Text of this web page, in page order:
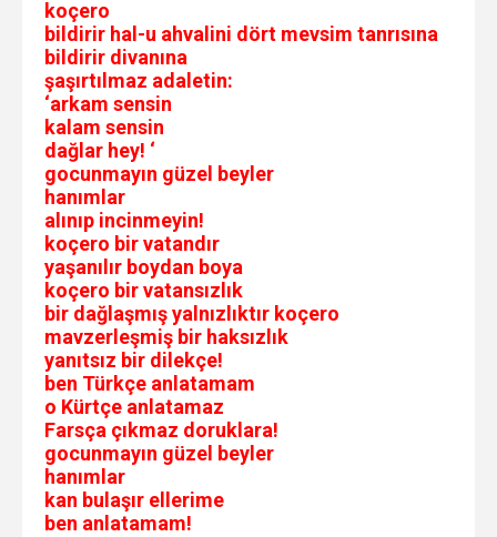
koçero
bildirir hal-u ahvalini dört mevsim tanrısına
bildirir divanına
şaşırtılmaz adaletin:
‘arkam sensin
kalam sensin
dağlar hey! ‘
gocunmayın güzel beyler
hanımlar
alınıp incinmeyin!
koçero bir vatandır
yaşanılır boydan boya
koçero bir vatansızlık
bir dağlaşmış yalnızlıktır koçero
mavzerleşmiş bir haksızlık
yanıtsız bir dilekçe!
ben Türkçe anlatamam
o Kürtçe anlatamaz
Farsça çıkmaz doruklara!
gocunmayın güzel beyler
hanımlar
kan bulaşır ellerime
ben anlatamam!